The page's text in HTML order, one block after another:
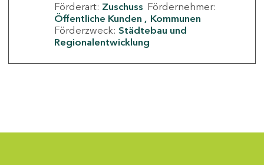
Förderart: Zuschuss Fördernehmer:
Öffentliche Kunden
Kommunen
Förderzweck: Städtebau und
Regionalentwicklung